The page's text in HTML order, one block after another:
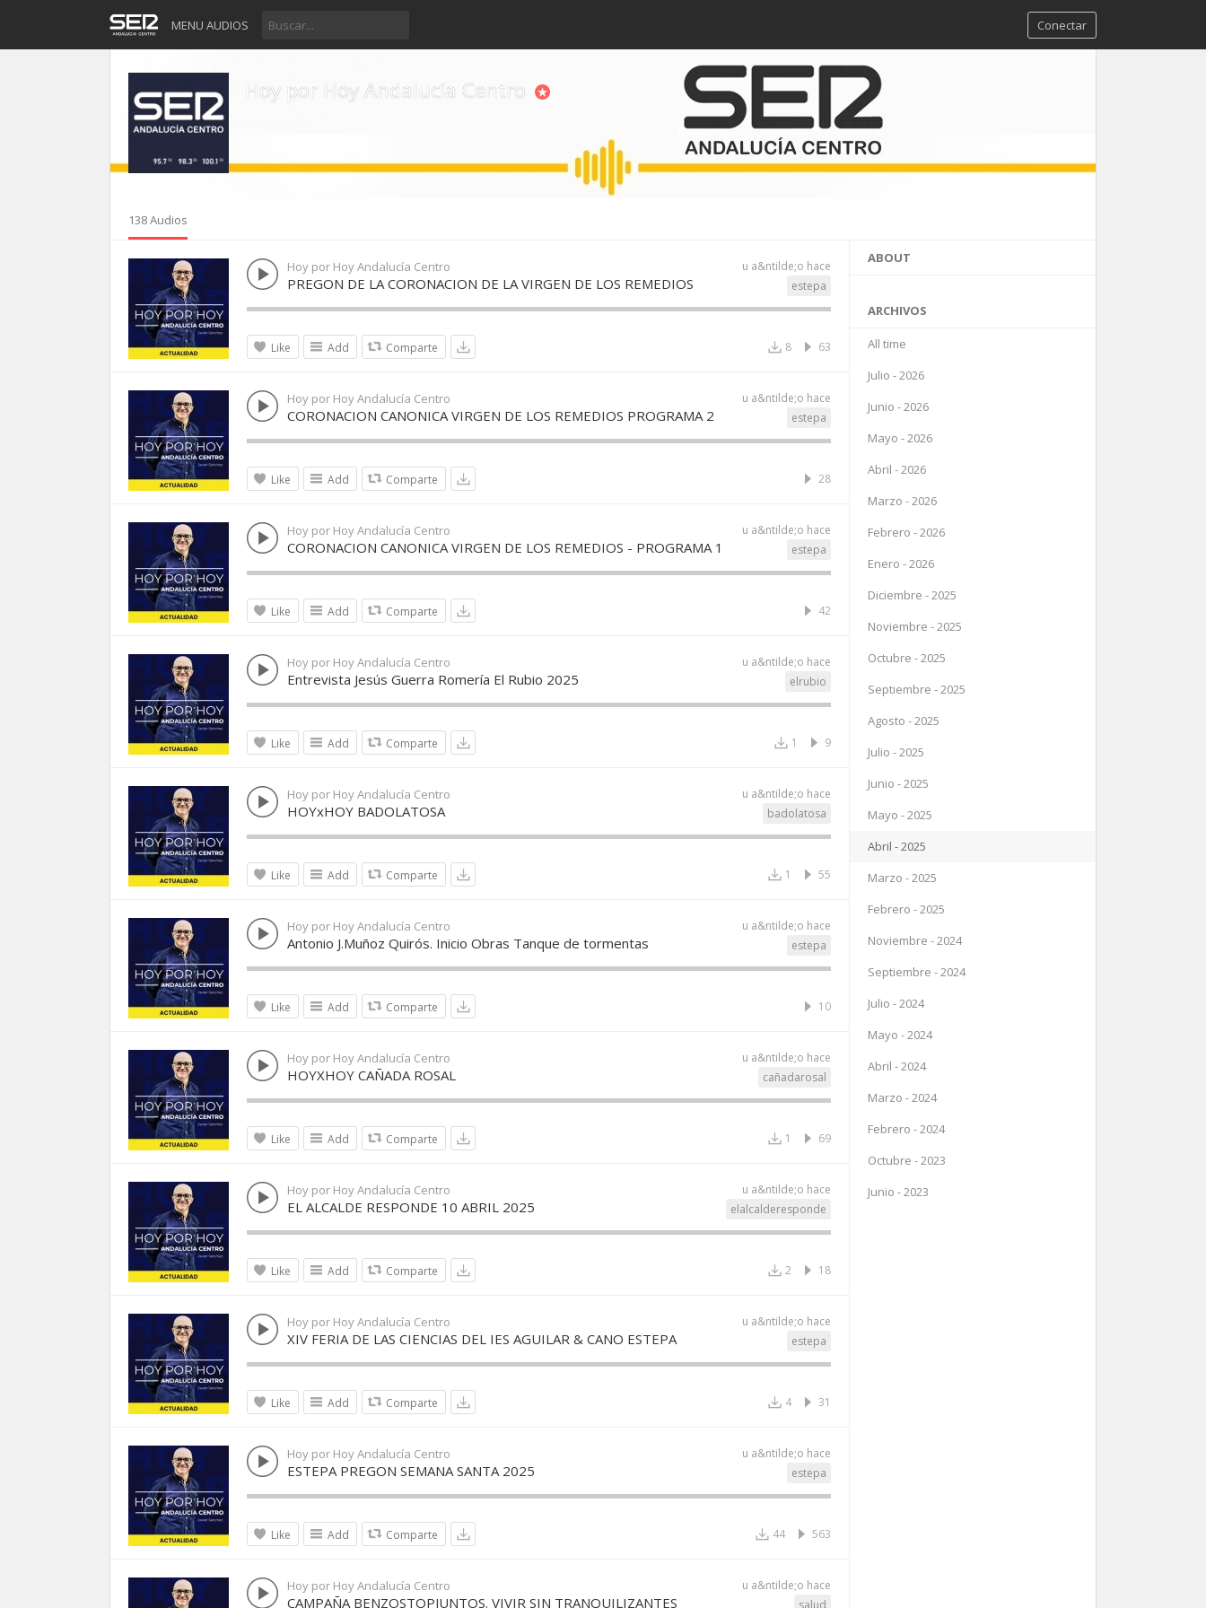
MENU AUDIOS Conectar
Hoy por Hoy Andalucía Centro
138 Audios
u a&ntilde;o hace
Hoy por Hoy Andalucía Centro
estepa
PREGON DE LA CORONACION DE LA VIRGEN DE LOS REMEDIOS
Like Add Comparte 63
8
u a&ntilde;o hace
Hoy por Hoy Andalucía Centro
estepa
CORONACION CANONICA VIRGEN DE LOS REMEDIOS PROGRAMA 2
Like Add Comparte 28
u a&ntilde;o hace
Hoy por Hoy Andalucía Centro
estepa
CORONACION CANONICA VIRGEN DE LOS REMEDIOS - PROGRAMA 1
Like Add Comparte 42
u a&ntilde;o hace
Hoy por Hoy Andalucía Centro
elrubio
Entrevista Jesús Guerra Romería El Rubio 2025
Like Add Comparte 9
1
u a&ntilde;o hace
Hoy por Hoy Andalucía Centro
badolatosa
HOYxHOY BADOLATOSA
Like Add Comparte 55
1
u a&ntilde;o hace
Hoy por Hoy Andalucía Centro
estepa
Antonio J.Muñoz Quirós. Inicio Obras Tanque de tormentas
Like Add Comparte 10
u a&ntilde;o hace
Hoy por Hoy Andalucía Centro
cañadarosal
HOYXHOY CAÑADA ROSAL
Like Add Comparte 69
1
u a&ntilde;o hace
Hoy por Hoy Andalucía Centro
elalcalderesponde
EL ALCALDE RESPONDE 10 ABRIL 2025
Like Add Comparte 18
2
u a&ntilde;o hace
Hoy por Hoy Andalucía Centro
estepa
XIV FERIA DE LAS CIENCIAS DEL IES AGUILAR & CANO ESTEPA
Like Add Comparte 31
4
u a&ntilde;o hace
Hoy por Hoy Andalucía Centro
estepa
ESTEPA PREGON SEMANA SANTA 2025
Like Add Comparte 563
44
u a&ntilde;o hace
Hoy por Hoy Andalucía Centro
salud
CAMPAÑA BENZOSTOPJUNTOS. VIVIR SIN TRANQUILIZANTES
ABOUT
ARCHIVOS
All time
Julio - 2026
Junio - 2026
Mayo - 2026
Abril - 2026
Marzo - 2026
Febrero - 2026
Enero - 2026
Diciembre - 2025
Noviembre - 2025
Octubre - 2025
Septiembre - 2025
Agosto - 2025
Julio - 2025
Junio - 2025
Mayo - 2025
Abril - 2025
Marzo - 2025
Febrero - 2025
Noviembre - 2024
Septiembre - 2024
Julio - 2024
Mayo - 2024
Abril - 2024
Marzo - 2024
Febrero - 2024
Octubre - 2023
Junio - 2023